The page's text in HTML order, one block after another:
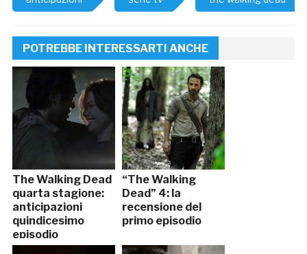
POTREBBE INTERESSARTI ANCHE
The Walking Dead
quarta stagione:
anticipazioni
quindicesimo
episodio
“The Walking
Dead” 4: la
recensione del
primo episodio